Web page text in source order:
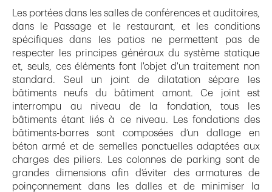
Les portées dans les salles de conférences et auditoires,
dans le Passage et le restaurant, et les conditions
spécifiques dans les patios ne permettent pas de
respecter les principes généraux du système statique
et, seuls, ces éléments font l'objet d'un traitement non
standard. Seul un joint de dilatation sépare les
bâtiments neufs du bâtiment amont. Ce joint est
interrompu au niveau de la fondation, tous les
bâtiments étant liés à ce niveau. Les fondations des
bâtiments-barres sont composées d’un dallage en
béton armé et de semelles ponctuelles adaptées aux
charges des piliers. Les colonnes de parking sont de
grandes dimensions afin d’éviter des armatures de
poinçonnement dans les dalles et de minimiser la